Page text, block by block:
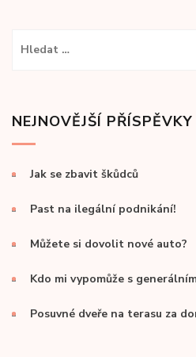
Vyhledávání
NEJNOVĚJŠÍ PŘÍSPĚVKY
Jak se zbavit škůdců
Past na ilegální podnikání!
Můžete si dovolit nové auto?
Kdo mi vypomůže s
Posuvné dveře na terasu za